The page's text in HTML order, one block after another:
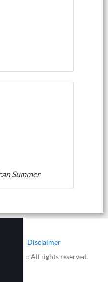
Summer
Disclaimer
:: All rights reserved.